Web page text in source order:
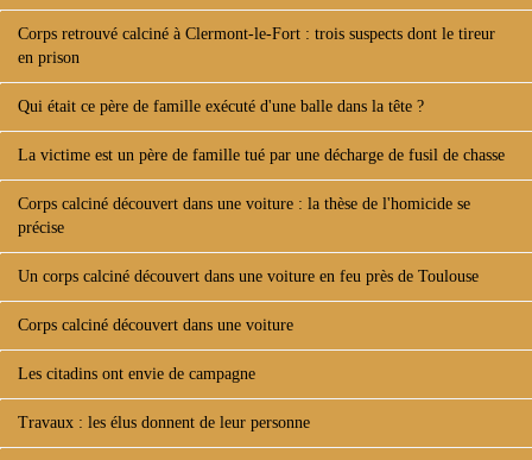
Corps retrouvé calciné à Clermont-le-Fort : trois suspects dont le tireur
en prison
Qui était ce père de famille exécuté d'une balle dans la tête ?
La victime est un père de famille tué par une décharge de fusil de chasse
Corps calciné découvert dans une voiture : la thèse de l'homicide se
précise
Un corps calciné découvert dans une voiture en feu près de Toulouse
Corps calciné découvert dans une voiture
Les citadins ont envie de campagne
Travaux : les élus donnent de leur personne